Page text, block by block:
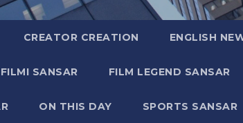
CREATOR CREATION ENGLISH
FILMI SANSAR FILM LEGEND SANSAR
ON THIS DAY SPORTS SANSAR